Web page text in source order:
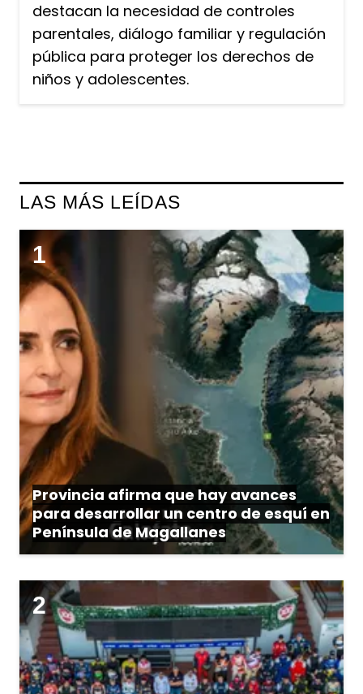
destacan la necesidad de controles
parentales, diálogo familiar y regulación
pública para proteger los derechos de
niños y adolescentes.
LAS MÁS LEÍDAS
Provincia afirma que hay avances
para desarrollar un centro de esquí en
Península de Magallanes